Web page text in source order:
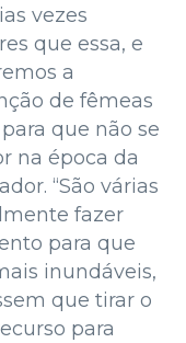
vezes
que essa, e
a
de fêmeas
que não se
na época da
“São várias
fazer
para que
inundáveis,
que tirar o
para